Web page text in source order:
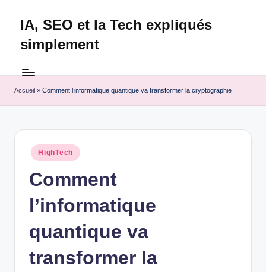
IA, SEO et la Tech expliqués
simplement
est
votre
destination
pour
l'actualité
tech.
Découvrez
des
tests
experts,
dernières
innovations
Accueil » Comment l’informatique quantique va transformer la cryptographie
Posted
in
HighTech
Comment
l’informatique
quantique va
transformer la